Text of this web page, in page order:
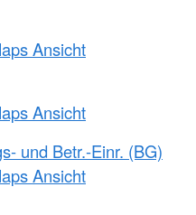
Ansicht
Ansicht
und Betr.-Einr. (BG)
Ansicht